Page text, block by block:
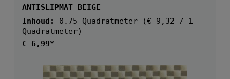
ANTISLIPMAT BEIGE
Inhoud: 0.75 Quadratmeter
(€ 9,32 / 1
Quadratmeter)
Normale prijs:
€ 6,99*